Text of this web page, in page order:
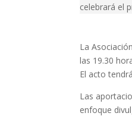
celebrará el
La
las 19.30
El acto
Las
enfoque